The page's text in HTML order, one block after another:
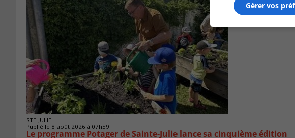
STE-JULIE
Publié le 8 août 2026 à 07h59
Le programme Potager de Sainte-Julie lance sa cinquième édition
Gérer vos